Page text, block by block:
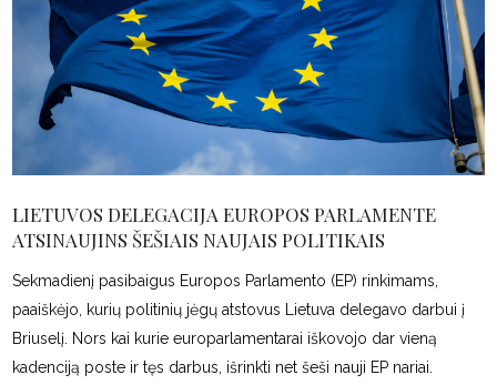
LIETUVOS DELEGACIJA EUROPOS PARLAMENTE
ATSINAUJINS ŠEŠIAIS NAUJAIS POLITIKAIS
Sekmadienį pasibaigus Europos Parlamento (EP) rinkimams,
paaiškėjo, kurių politinių jėgų atstovus Lietuva delegavo darbui į
Briuselį. Nors kai kurie europarlamentarai iškovojo dar vieną
kadenciją poste ir tęs darbus, išrinkti net šeši nauji EP nariai.